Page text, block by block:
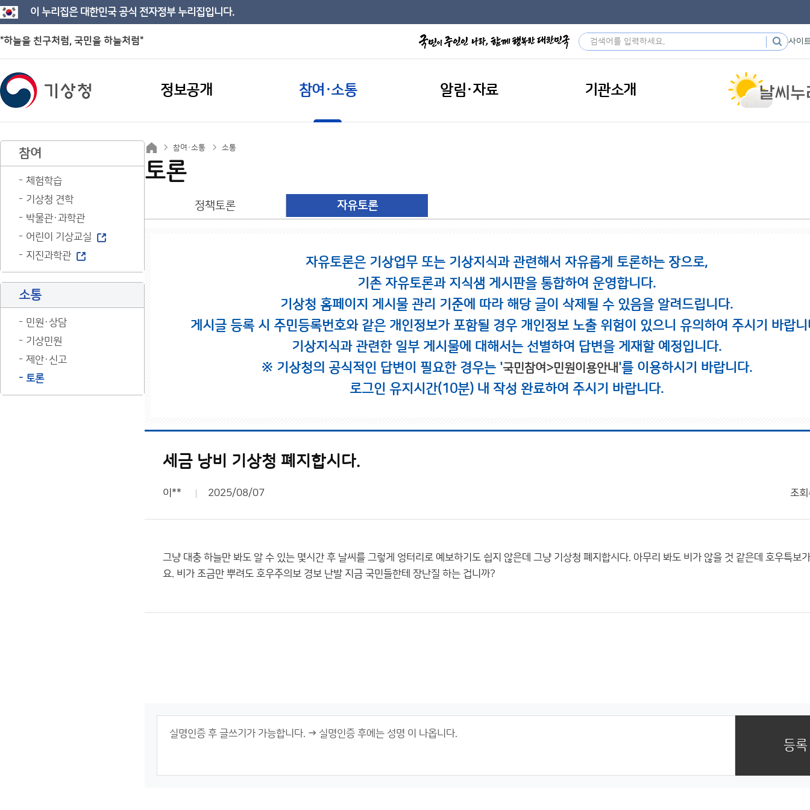
이 누리집은 대한민국 공식 전자정부 누리집입니다.
"하늘을 친구처럼, 국민을 하늘처럼" 사이
정보공개 참여·소통 알림·자료 기관소개
참여
체험학습
기상청 견학
박물관·과학관
어린이 기상교실
지진과학관
소통
민원·상담
기상민원
제안·신고
토론
참여·소통 소통
토론
정책토론 자유토론
자유토론은 기상업무 또는 기상지식과 관련해서 자유롭게 토론하는 장으로,
기존 자유토론과 지식샘 게시판을 통합하여 운영합니다.
기상청 홈페이지 게시물 관리 기준에 따라 해당 글이 삭제될 수 있음을 알려드립니다.
게시글 등록 시 주민등록번호와 같은 개인정보가 포함될 경우 개인정보 노출 위험이 있으니 유의하여 주시기 바랍니
기상지식과 관련한 일부 게시물에 대해서는 선별하여 답변을 게재할 예정입니다.
※ 기상청의 공식적인 답변이 필요한 경우는 '국민참여>민원이용안내'를 이용하시기 바랍니다.
로그인 유지시간(10분) 내 작성 완료하여 주시기 바랍니다.
세금 낭비 기상청 폐지합시다.
이** 2025/08/07 조회
그냥 대충 하늘만 봐도 알 수 있는 몇시간 후 날씨를 그렇게 엉터리로 예보하기도 쉽지 않은데 그냥 기상청 폐지합시다. 아무리 봐도 비가 않을 것 같은데 호우특보
요. 비가 조금만 뿌려도 호우주의보 경보 난발 지금 국민들한테 장난질 하는 겁니까?
등록